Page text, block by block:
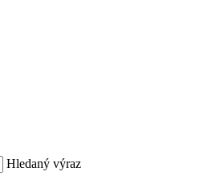
Hledaný výraz